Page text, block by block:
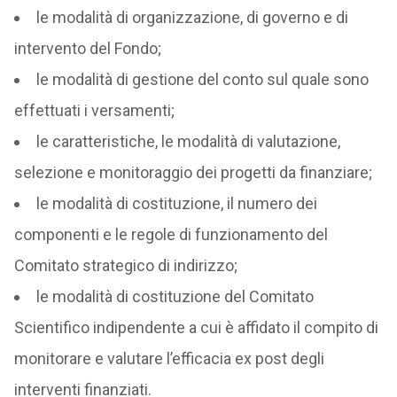
le modalità di organizzazione, di governo e di
intervento del Fondo;
le modalità di gestione del conto sul quale sono
effettuati i versamenti;
le caratteristiche, le modalità di valutazione,
selezione e monitoraggio dei progetti da finanziare;
le modalità di costituzione, il numero dei
componenti e le regole di funzionamento del
Comitato strategico di indirizzo;
le modalità di costituzione del Comitato
Scientifico indipendente a cui è affidato il compito di
monitorare e valutare l’efficacia ex post degli
interventi finanziati.